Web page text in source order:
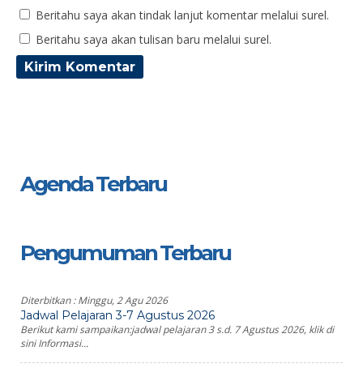
Beritahu saya akan tindak lanjut komentar melalui surel.
Beritahu saya akan tulisan baru melalui surel.
Agenda Terbaru
Pengumuman Terbaru
Diterbitkan :Minggu, 2 Agu 2026
Jadwal Pelajaran 3-7 Agustus 2026
Berikut kami sampaikan:jadwal pelajaran 3 s.d. 7 Agustus 2026, klik di
sini Informasi...